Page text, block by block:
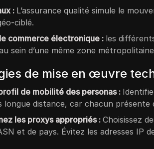
: L’assurance qualité simule le
ciblé.
commerce électronique : les
sein d’une même zone
de mise en œuvre
de mobilité des personas :
longue distance, car chacun présente
les proxys appropriés : Choisissez
et de pays. Évitez les adresses